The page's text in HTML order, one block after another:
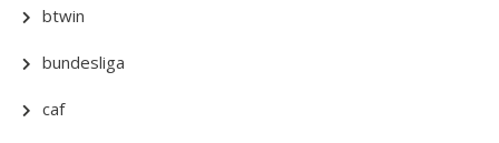
btwin
bundesliga
caf